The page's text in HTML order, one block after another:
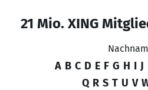
21 Mio. XING
A B C D E F G H I J
Q R S T U V